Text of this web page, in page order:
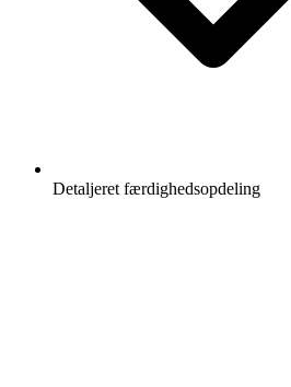
Detaljeret færdighedsopdeling